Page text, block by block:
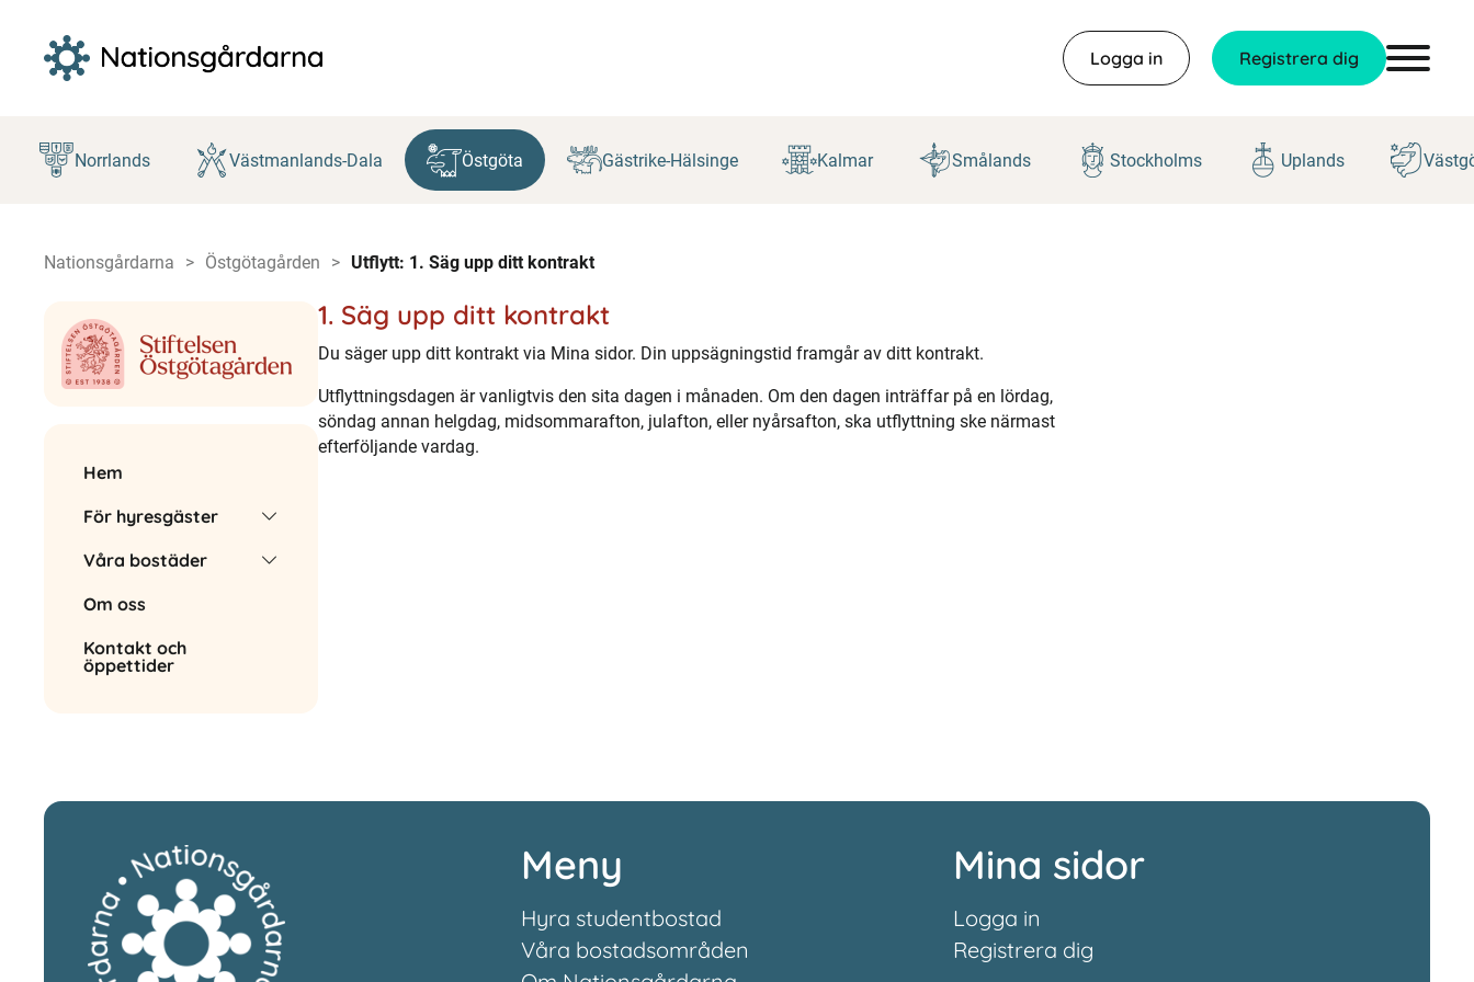
innehåll
Logga in Registrera dig
Norrlands Västmanlands-Dala Östgöta Gästrike-Hälsinge Kalmar Smålands Stockholms Uplands
Nationsgårdarna Östgötagården Utflytt: 1. Säg upp ditt kontrakt
Hem
För hyresgäster
Våra bostäder
Om oss
Kontakt och
öppettider
1. Säg upp ditt kontrakt
Du säger upp ditt kontrakt via Mina sidor. Din uppsägningstid framgår av ditt kontrakt.
Utflyttningsdagen är vanligtvis den sita dagen i månaden. Om den dagen inträffar på en lördag,
söndag annan helgdag, midsommarafton, julafton, eller nyårsafton, ska utflyttning ske närmast
efterföljande vardag.
Meny
Hyra studentbostad
Våra bostadsområden
Mina sidor
Logga in
Registrera dig